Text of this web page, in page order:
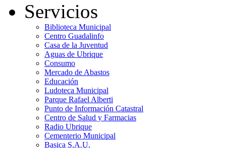
Servicios
Biblioteca Municipal
Centro Guadalinfo
Casa de la Juventud
Aguas de Ubrique
Consumo
Mercado de Abastos
Educación
Ludoteca Municipal
Parque Rafael Alberti
Punto de Información Catastral
Centro de Salud y Farmacias
Radio Ubrique
Cementerio Municipal
Basica S.A.U.